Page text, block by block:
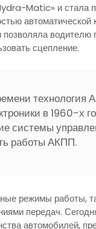
Matic» и стала
позволяла
сцепление.
технология
в 1960-х
системы
работы АКПП.
режимы работы,
передач.
автомобилей,